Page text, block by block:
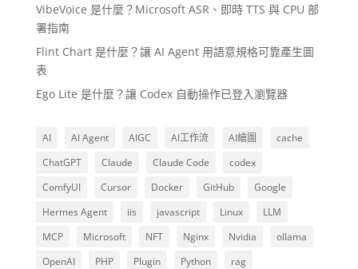
VibeVoice 是什麼？Microsoft ASR、即時 TTS 與 CPU 部
署指南
Flint Chart 是什麼？讓 AI Agent 用語意規格可靠產生圖
表
Ego Lite 是什麼？讓 Codex 自動操作已登入瀏覽器
AI AI Agent AIGC AI工作流 AI繪圖
cache
ChatGPT
Claude Claude Code
codex
ComfyUI
Cursor Docker GitHub
Google
Hermes Agent
iis javascript Linux
LLM
MCP
Microsoft NFT Nginx Nvidia
ollama
OpenAI
PHP Plugin Python
rag